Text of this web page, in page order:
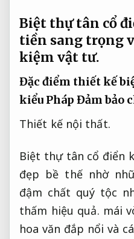
Biệt thự tân cổ
tiền sang trọng
kiệm vật tư.
Đặc điểm thiết kế
kiểu Pháp Đảm bảo
Thiết kế nội thất.
Biệt thự tân cổ điển
đẹp bề thế nhờ
đậm chất quý tộc
thấm hiệu quả. mái
hoa văn đắp nổi và